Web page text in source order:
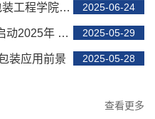
包装未来，“专”等你来——包装工程学院2025年线上招生宣讲会约定你！ 2025-06-24
​暨南大学包装工程学院关于启动2025年 博越英才助学金评审工作的通知 2025-05-29
装应用前景 2025-05-28
查看更多